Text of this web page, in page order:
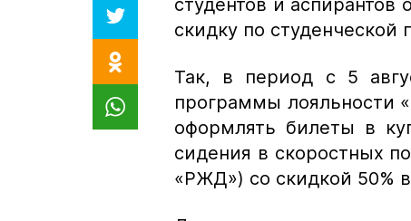
скидку по студенческой
Так, в период с 5
программы лояльности
оформлять билеты в
сидения в скоростных
«РЖД») со скидкой 50%